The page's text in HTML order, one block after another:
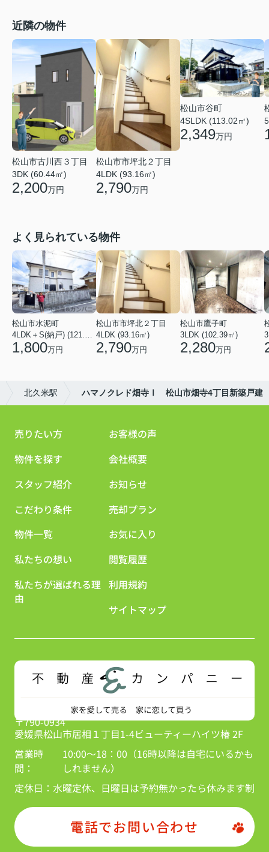
近隣の物件
松山市古川西３丁目
3DK (60.44㎡)
2,200万円
松山市市坪北２丁目
4LDK (93.16㎡)
2,790万円
松山市谷町
4SLDK (113.02㎡)
2,349万円
よく見られている物件
松山市水泥町
4LDK＋S(納戸) (121.00㎡)
1,800万円
松山市市坪北２丁目
4LDK (93.16㎡)
2,790万円
松山市鷹子町
3LDK (102.39㎡)
2,280万円
北久米駅 ハマノクレド畑寺Ⅰ 松山市畑寺4丁目新築戸建
売りたい方
物件を探す
スタッフ紹介
こだわり条件
物件一覧
私たちの想い
私たちが選ばれる理
由
お客様の声
会社概要
お知らせ
売却プラン
お気に入り
閲覧履歴
利用規約
サイトマップ
〒790-0934
愛媛県松山市居相１丁目1-4ビューティーハイツ椿 2F
営業時
間：
10:00～18：00（16時以降は自宅にいるかも
しれません）
定休日： 水曜定休、日曜日は予約無かったら休みます制
電話でお問い合わせ